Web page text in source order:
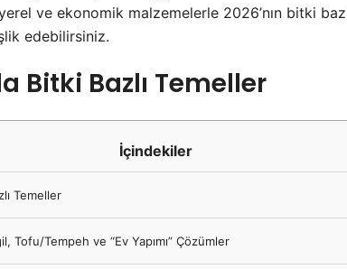
ve ekonomik malzemelerle 2026’nın bitki
edebilirsiniz.
Bitki Bazlı Temeller
İçindekiler
Temeller
Tofu/Tempeh ve “Ev Yapımı” Çözümler